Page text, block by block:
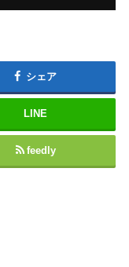
シェア
LINE
feedly